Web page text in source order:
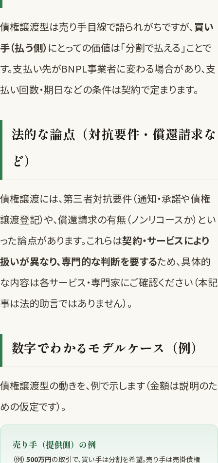
債権譲渡型は売り手目線で語られがちですが、 買い
手（払う側） にとっての価値は「分割で払える」ことで
す。支払い先がBNPL事業者に変わる場合があり、支
払い回数・期日などの条件は契約で定まります。
法的な論点（対抗要件・償還請求な
ど）
債権譲渡には、第三者対抗要件（通知・承諾や債権
譲渡登記）や、償還請求の有無（ノンリコースか）とい
った論点があります。これらは契約・サービスにより
扱いが異なり、専門的な判断を要するため、具体的
な内容は各サービス・専門家にご確認ください（本記
事は法的助言ではありません）。
数字でわかるモデルケース（例）
債権譲渡型の動きを、例で示します（金額は説明のた
めの仮定です）。
売り手（提供側）の例
（例） 500万円の取引で、買い手は分割を希望。売り手は売掛債権